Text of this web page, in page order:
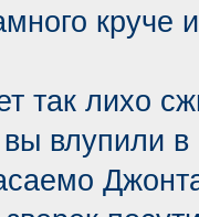
круче
так лихо
влупили